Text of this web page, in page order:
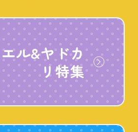
ル&ヤドカ
リ特集